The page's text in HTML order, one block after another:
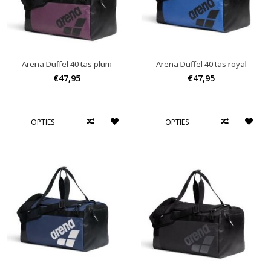
Arena Duffel 40 tas plum
€47,95
OPTIES
Arena Duffel 40 tas royal
€47,95
OPTIES